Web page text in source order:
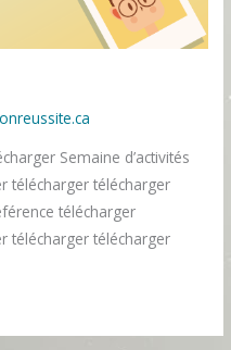
Semaine d’activités
télécharger télécharger
télécharger
télécharger télécharger